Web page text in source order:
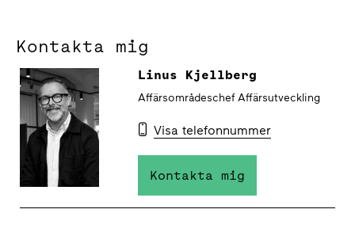
Kontakta mig
Linus Kjellberg
Affärsområdeschef Affärsutveckling
Visa telefonnummer
Kontakta mig